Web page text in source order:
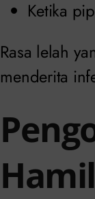
Ketika
Rasa lelah
menderita
Hamil